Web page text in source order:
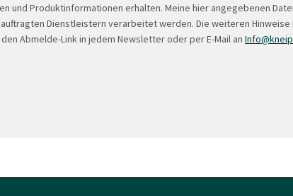
und Produktinformationen erhalten. Meine hier angegebenen
Dienstleistern verarbeitet werden. Die weiteren Hinweise
Abmelde-Link in jedem Newsletter oder per E-Mail an